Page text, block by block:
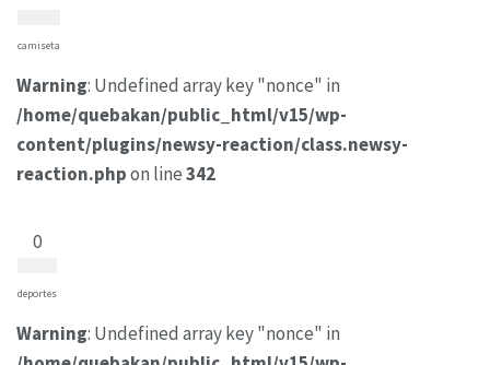
camiseta
Warning: Undefined array key "nonce" in
/home/quebakan/public_html/v15/wp-
content/plugins/newsy-reaction/class.newsy-
reaction.phpon line342
0
deportes
Warning: Undefined array key "nonce" in